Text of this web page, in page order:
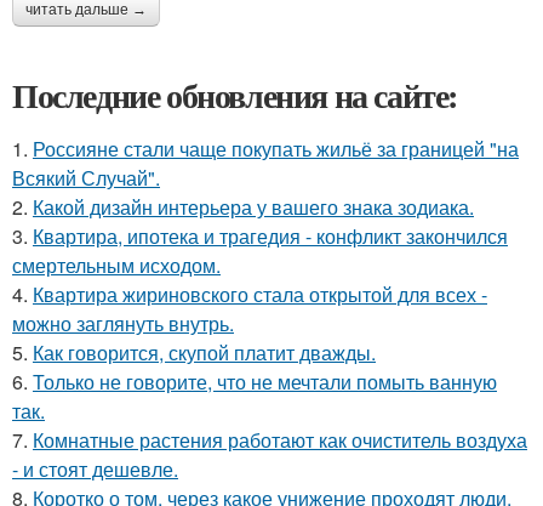
читать дальше →
Последние обновления на сайте:
1. Россияне стали чаще покупать жильё за границей "на
Всякий Случай".
2. Какой дизайн интерьера у вашего знака зодиака.
3. Квартира, ипотека и трагедия - конфликт закончился
смертельным исходом.
4. Квартира жириновского стала открытой для всех -
можно заглянуть внутрь.
5. Как говорится, скупой платит дважды.
6. Только не говорите, что не мечтали помыть ванную
так.
7. Комнатные растения работают как очиститель воздуха
- и стоят дешевле.
8. Коротко о том, через какое унижение проходят люди,